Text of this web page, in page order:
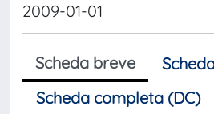
2009-01-01
Scheda breve
Scheda completa (DC)